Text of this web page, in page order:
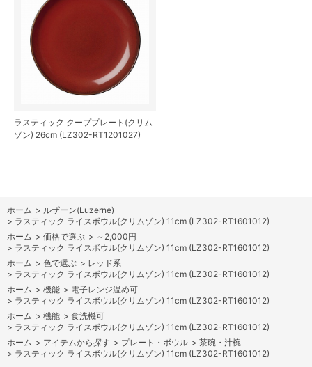
ラスティック クーププレート(クリム
ゾン) 26cm (LZ302-RT1201027)
ホーム > ルザーン(Luzerne)
> ラスティック ライスボウル(クリムゾン) 11cm (LZ302-RT1601012)
ホーム > 価格で選ぶ > ～2,000円
> ラスティック ライスボウル(クリムゾン) 11cm (LZ302-RT1601012)
ホーム > 色で選ぶ > レッド系
> ラスティック ライスボウル(クリムゾン) 11cm (LZ302-RT1601012)
ホーム > 機能 > 電子レンジ温め可
> ラスティック ライスボウル(クリムゾン) 11cm (LZ302-RT1601012)
ホーム > 機能 > 食洗機可
> ラスティック ライスボウル(クリムゾン) 11cm (LZ302-RT1601012)
ホーム > アイテムから探す > プレート・ボウル > 茶碗・汁椀
> ラスティック ライスボウル(クリムゾン) 11cm (LZ302-RT1601012)